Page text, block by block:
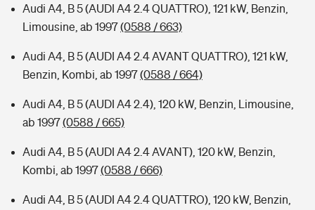
Audi A4, B 5 (AUDI A4 2.4 QUATTRO), 121 kW, Benzin,
Limousine, ab 1997(0588 / 663)
Audi A4, B 5 (AUDI A4 2.4 AVANT QUATTRO), 121 kW,
Benzin, Kombi, ab 1997(0588 / 664)
Audi A4, B 5 (AUDI A4 2.4), 120 kW, Benzin, Limousine,
ab 1997(0588 / 665)
Audi A4, B 5 (AUDI A4 2.4 AVANT), 120 kW, Benzin,
Kombi, ab 1997(0588 / 666)
Audi A4, B 5 (AUDI A4 2.4 QUATTRO), 120 kW, Benzin,